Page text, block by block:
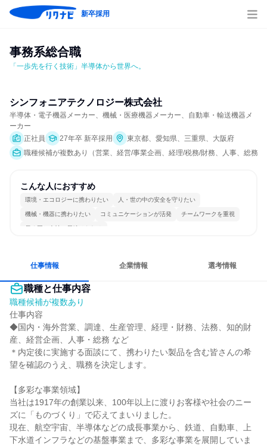
新卒採用
事務系総合職
「一歩先を行く技術」半導体から世界へ。
シンフォニアテクノロジー株式会社
半導体・電子機器メーカー、機械・医療機器メーカー、自動車・輸送機器メ
ーカー
正社員
27年卒 新卒採用
東京都、愛知県、三重県、大阪府
職種候補が複数あり（営業、経営/事業企画、経理/税務/財務、人事、総務
こんな人におすすめ
環境・エコロジーに携わりたい 人・世の中の安全を守りたい
機械・機器に携わりたい コミュニケーションが活発 チームワークを重視
長く同じ会社に居続けられる
仕事情報 企業情報 選考情報
職種と仕事内容
職種候補が複数あり
仕事内容
◆国内・海外営業、調達、生産管理、経理・財務、法務、知的財
産、経営企画、人事・総務 など
＊内定後に実施する面談にて、携わりたい製品を含む皆さんの希
望を確認のうえ、職務を決定します。
【多彩な事業領域】
当社は1917年の創業以来、100年以上に渡りお客様や社会のニー
ズに「ものづくり」で応えてまいりました。
現在、航空宇宙、半導体などの成長事業から、鉄道、自動車、上
下水道インフラなどの基盤事業まで、多彩な事業を展開していま